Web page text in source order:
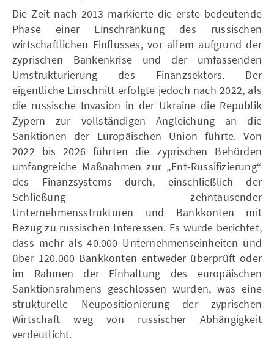
Die Zeit nach 2013 markierte die erste bedeutende
Phase einer Einschränkung des russischen
wirtschaftlichen Einflusses, vor allem aufgrund der
zyprischen Bankenkrise und der umfassenden
Umstrukturierung des Finanzsektors. Der
eigentliche Einschnitt erfolgte jedoch nach 2022, als
die russische Invasion in der Ukraine die Republik
Zypern zur vollständigen Angleichung an die
Sanktionen der Europäischen Union führte. Von
2022 bis 2026 führten die zyprischen Behörden
umfangreiche Maßnahmen zur „Ent-Russifizierung“
des Finanzsystems durch, einschließlich der
Schließung zehntausender
Unternehmensstrukturen und Bankkonten mit
Bezug zu russischen Interessen. Es wurde berichtet,
dass mehr als 40.000 Unternehmenseinheiten und
über 120.000 Bankkonten entweder überprüft oder
im Rahmen der Einhaltung des europäischen
Sanktionsrahmens geschlossen wurden, was eine
strukturelle Neupositionierung der zyprischen
Wirtschaft weg von russischer Abhängigkeit
verdeutlicht.